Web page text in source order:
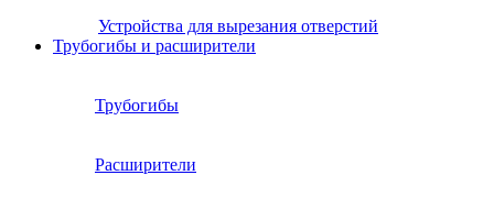
Устройства для вырезания отверстий
Трубогибы и расширители
Трубогибы
Расширители